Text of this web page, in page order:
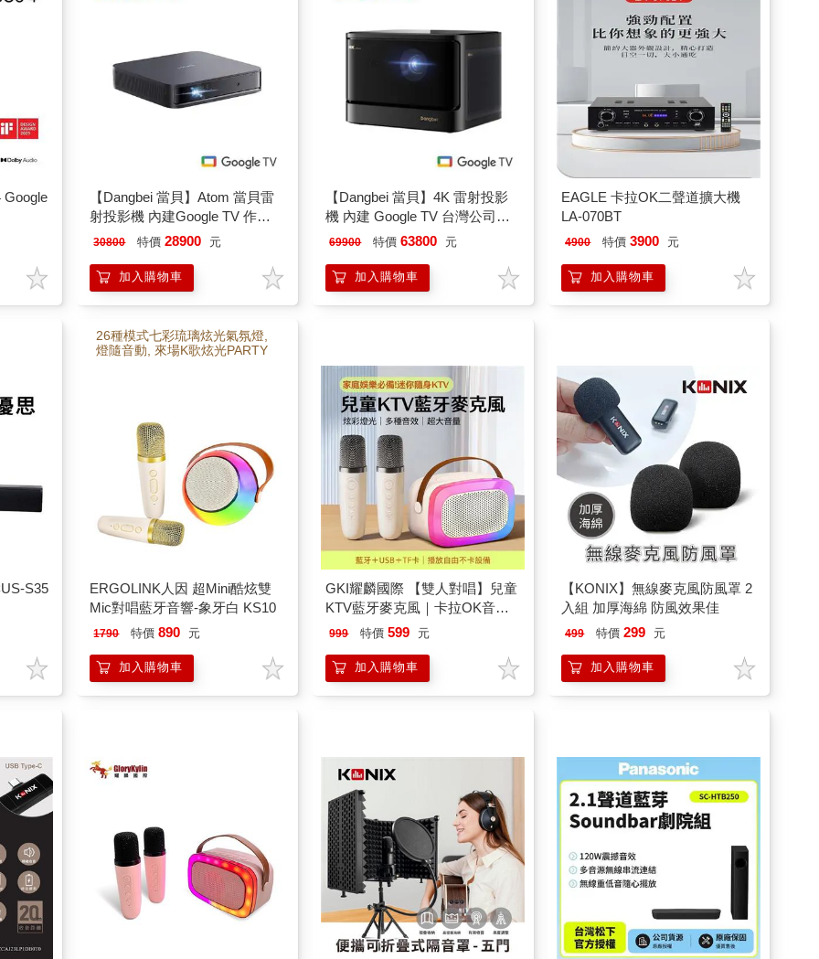
【Dangbei 當貝】Atom 當貝雷
射投影機 內建Google TV 作業
系統
30800 特價 28900 元
加入購物車
【Dangbei 當貝】4K 雷射投影
機 內建 Google TV 台灣公司貨
MarsPro2 (DBOX02)
69900 特價 63800 元
加入購物車
EAGLE 卡拉OK二聲道擴大機
LA-070BT
4900 特價 3900 元
加入購物車
S35
26種模式七彩琉璃炫光氣氛燈,
燈隨音動, 來場K歌炫光PARTY
ERGOLINK人因 超Mini酷炫雙
Mic對唱藍牙音響-象牙白 KS10
1790 特價 890 元
加入購物車
GKI耀麟國際 【雙人對唱】兒童
KTV藍牙麥克風｜卡拉OK音箱
｜一鍵變聲＋燈光秀｜家庭娛樂
999 特價 599 元
加入購物車
【KONIX】無線麥克風防風罩 2
入組 加厚海綿 防風效果佳
499 特價 299 元
加入購物車